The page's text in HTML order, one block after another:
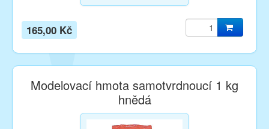
165,00 Kč
Modelovací hmota samotvrdnoucí 1 kg
hnědá